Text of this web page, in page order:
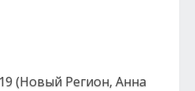
(Новый Регион, Анна